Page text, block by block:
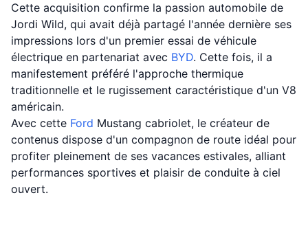
Cette acquisition confirme la passion automobile de
Jordi Wild, qui avait déjà partagé l'année dernière ses
impressions lors d'un premier essai de véhicule
électrique en partenariat avec BYD. Cette fois, il a
manifestement préféré l'approche thermique
traditionnelle et le rugissement caractéristique d'un V8
américain.
Avec cette Ford Mustang cabriolet, le créateur de
contenus dispose d'un compagnon de route idéal pour
profiter pleinement de ses vacances estivales, alliant
performances sportives et plaisir de conduite à ciel
ouvert.